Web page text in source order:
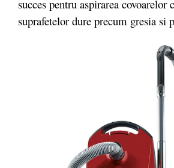
succes pentru aspirarea covoarelor
suprafetelor dure precum gresia si